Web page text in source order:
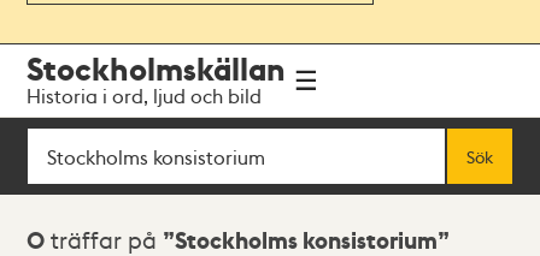
navigationen
huvudinnehållet
Stockholmskällan
Historia i ord, ljud och bild
Sök
Sök
Sökresultat
0 träffar på Stockholms konsistorium